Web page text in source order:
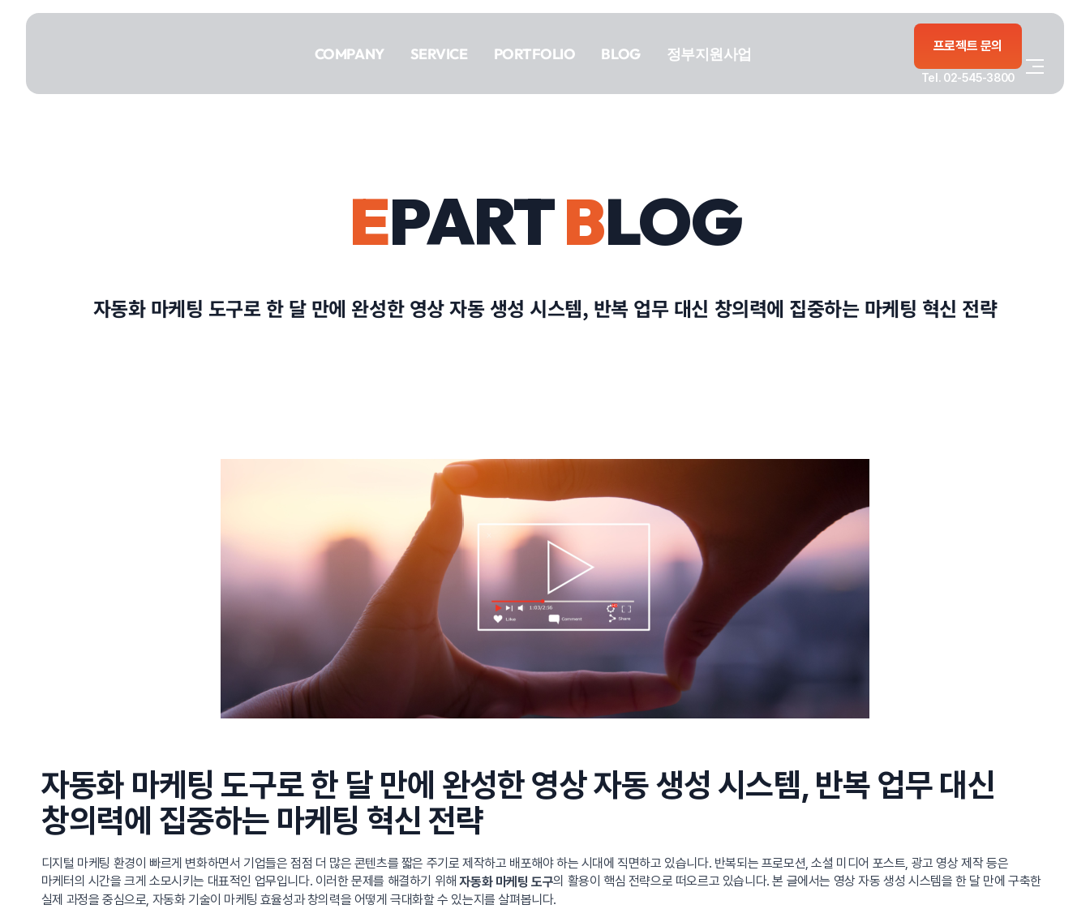
건너뛰기
COMPANY SERVICE PORTFOLIO BLOG 정부지원사업 프로젝트 문의
Tel. 02-545-3800
PORTFOLIO
정부지원사업
EPARTBLOG
자동화 마케팅 도구로 한 달 만에 완성한 영상 자동 생성 시스템, 반복 업무 대신 창의력에 집중하는 마케팅 혁신 전략
자동화 마케팅 도구로 한 달 만에 완성한 영상 자동 생성 시스템, 반복 업무 대신
창의력에 집중하는 마케팅 혁신 전략
디지털 마케팅 환경이 빠르게 변화하면서 기업들은 점점 더 많은 콘텐츠를 짧은 주기로 제작하고 배포해야 하는 시대에 직면하고 있습니다. 반복되는 프로모션, 소셜 미디어 포스트, 광고 영상 제작 등은
마케터의 시간을 크게 소모시키는 대표적인 업무입니다. 이러한 문제를 해결하기 위해자동화 마케팅 도구의 활용이 핵심 전략으로 떠오르고 있습니다. 본 글에서는 영상 자동 생성 시스템을 한 달 만에 구축한
실제 과정을 중심으로, 자동화 기술이 마케팅 효율성과 창의력을 어떻게 극대화할 수 있는지를 살펴봅니다.